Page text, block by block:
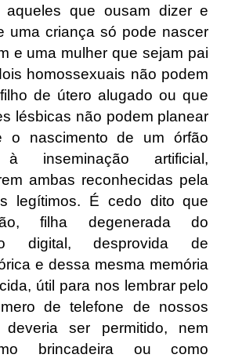
aqueles que ousam dizer e
uma criança só pode nascer
e uma mulher que sejam pai
homossexuais não podem
de útero alugado ou que
lésbicas não podem planear
o nascimento de um órfão
à inseminação artificial,
ambas reconhecidas pela
legítimos. É cedo dito que
filha degenerada do
digital, desprovida de
e dessa mesma memória
útil para nos lembrar pelo
de telefone de nossos
ser permitido, nem
brincadeira ou como